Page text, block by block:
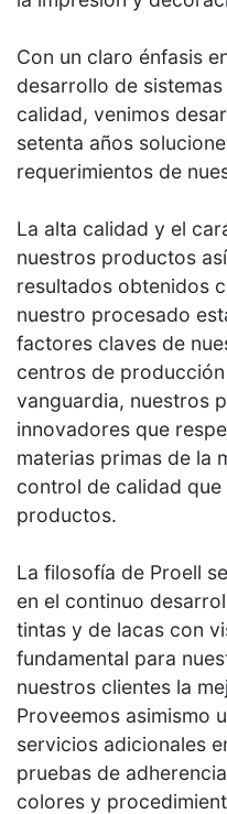
Con un claro énfasis
desarrollo de
calidad, venimos
setenta años
requerimientos de
La alta calidad y el
nuestros productos
resultados obtenidos
nuestro procesado
factores claves de
centros de
vanguardia, nuestros
innovadores que
materias primas de la
control de calidad
productos.
La filosofía de Proell
en el continuo
tintas y de lacas con
fundamental para
nuestros clientes la
Proveemos asimismo
servicios adicionales
pruebas de
colores y